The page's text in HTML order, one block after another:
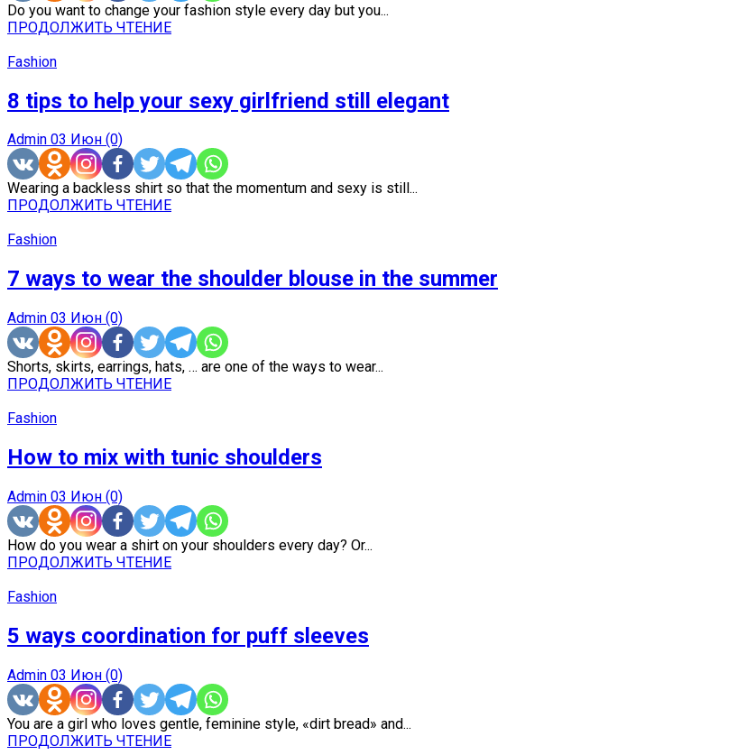
Do you want to change your fashion style every day but you...
ПРОДОЛЖИТЬ ЧТЕНИЕ
Fashion
8 tips to help your sexy girlfriend still elegant
Admin 03 Июн (0)
Wearing a backless shirt so that the momentum and sexy is still...
ПРОДОЛЖИТЬ ЧТЕНИЕ
Fashion
7 ways to wear the shoulder blouse in the summer
Admin 03 Июн (0)
Shorts, skirts, earrings, hats, … are one of the ways to wear...
ПРОДОЛЖИТЬ ЧТЕНИЕ
Fashion
How to mix with tunic shoulders
Admin 03 Июн (0)
How do you wear a shirt on your shoulders every day? Or...
ПРОДОЛЖИТЬ ЧТЕНИЕ
Fashion
5 ways coordination for puff sleeves
Admin 03 Июн (0)
You are a girl who loves gentle, feminine style, «dirt bread» and...
ПРОДОЛЖИТЬ ЧТЕНИЕ